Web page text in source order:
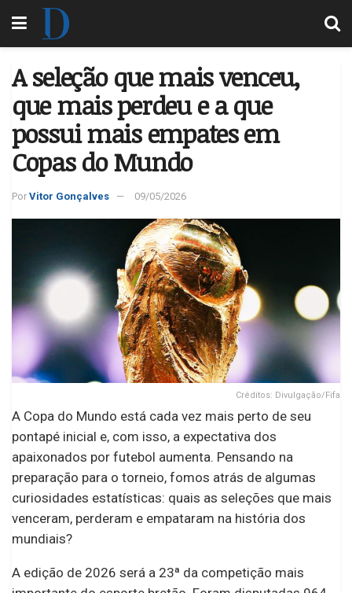
A seleção que mais venceu,
que mais perdeu e a que
possui mais empates em
Copas do Mundo
Por Vitor Gonçalves 09/05/2026
Créditos: Divulgação/Fifa
A Copa do Mundo está cada vez mais perto de seu
pontapé inicial e, com isso, a expectativa dos
apaixonados por futebol aumenta. Pensando na
preparação para o torneio, fomos atrás de algumas
curiosidades estatísticas: quais as seleções que mais
venceram, perderam e empataram na história dos
mundiais?
A edição de 2026 será a 23ª da competição mais